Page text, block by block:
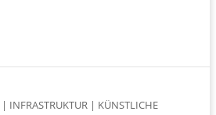
| INFRASTRUKTUR | KÜNSTLICHE